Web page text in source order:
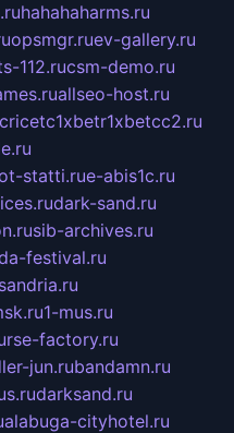
hahahaharms.ru
opsmgr.ruev-gallery.ru
112.rucsm-demo.ru
allseo-host.ru
cricetc1xbetr1xbetcc2.ru
statti.rue-abis1c.ru
dark-sand.ru
sib-archives.ru
festival.ru
1-mus.ru
factory.ru
jun.rubandamn.ru
darksand.ru
alabuga-cityhotel.ru